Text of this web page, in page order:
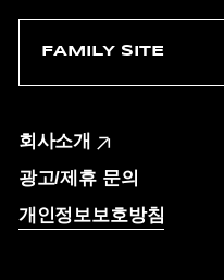
회사소개
광고/제휴 문의
개인정보보호방침